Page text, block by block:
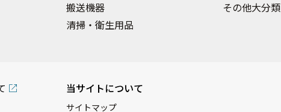
搬送機器
清掃・衛生用品
その他大分類
当サイトについて
サイトマップ